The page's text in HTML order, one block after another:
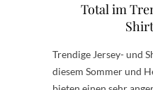
Total im
Trendige Jersey- und
diesem Sommer und